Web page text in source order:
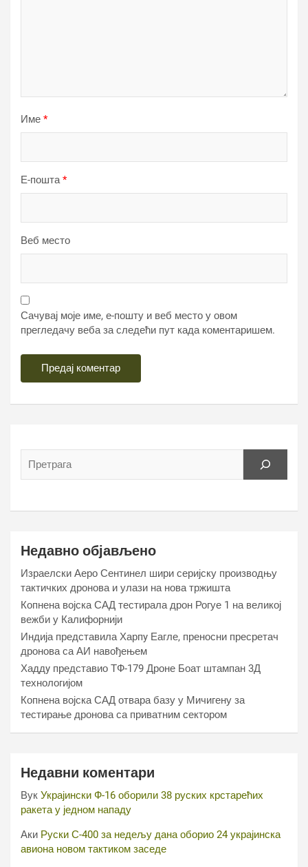
Име *
Е-пошта*
Веб место
Сачувај моје име, е-пошту и веб место у овом
прегледачу веба за следећи пут када коментаришем.
Недавно објављено
Израелски Аеро Сентинел шири серијску производњу
тактичких дронова и улази на нова тржишта
Копнена војска САД тестирала дрон Рогуе 1 на великој
вежби у Калифорнији
Индија представила Харпy Еагле, преносни пресретач
дронова са АИ навођењем
Хаддy представио ТФ-179 Дроне Боат штампан 3Д
технологијом
Копнена војска САД отвара базу у Мичигену за
тестирање дронова са приватним сектором
Недавни коментари
Вук Украјински Ф-16 оборили 38 руских крстарећих
ракета у једном нападу
Аки Руски С-400 за недељу дана оборио 24 украјинска
авиона новом тактиком заседе